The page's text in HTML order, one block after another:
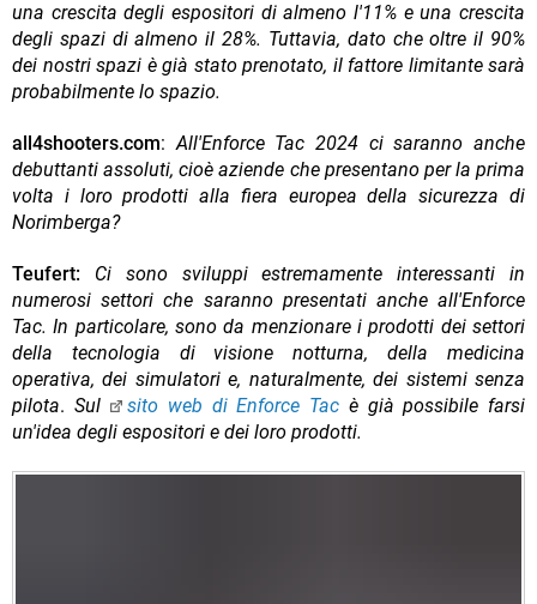
una crescita degli espositori di almeno l'11% e una crescita
degli spazi di almeno il 28%. Tuttavia, dato che oltre il 90%
dei nostri spazi è già stato prenotato, il fattore limitante sarà
probabilmente lo spazio.
all4shooters.com:All'Enforce Tac 2024 ci saranno anche
debuttanti assoluti, cioè aziende che presentano per la prima
volta i loro prodotti alla fiera europea della sicurezza di
Norimberga?
Teufert: Ci sono sviluppi estremamente interessanti in
numerosi settori che saranno presentati anche all'Enforce
Tac. In particolare, sono da menzionare i prodotti dei settori
della tecnologia di visione notturna, della medicina
operativa, dei simulatori e, naturalmente, dei sistemi senza
pilota. Sul sito web di Enforce Tac è già possibile farsi
un'idea degli espositori e dei loro prodotti.